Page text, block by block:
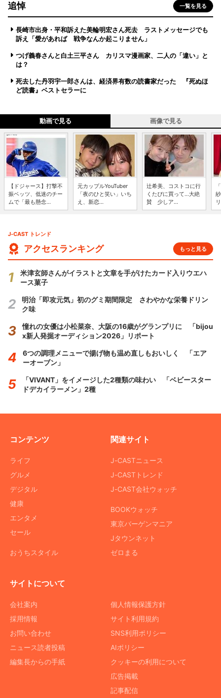
追悼 一覧を見る
長崎市出身・平和訴えた美輪明宏さん死去 ラストメッセージでも
訴え「愛があれば 戦争なんか起こりません」
つげ義春さんと白土三平さん カリスマ漫画家、二人の「違い」と
は？
死去した丹羽宇一郎さんは、経済界有数の読書家だった 『死ぬほ
ど読書』ベストセラーに
動画で見る 画像で見る
【ドジャース】打撃不
振ベッツ、低迷のチー
ムで「最も懸念...
元カップルYouTuber
「夜のひと笑い」いち
え、新恋...
辻希美、コストコに行
くたびに買って...大絶
賛 少しア...
J-CAST トレンド
アクセスランキング もっと見る
米津玄師さんがイラストと文章を手がけたカード入りウエハ
ース菓子
明治「即攻元気」初のグミ期間限定 さわやかな栄養ドリン
ク味
憧れの女優は小松菜奈、大阪の16歳がグランプリに 「bijou
x新人発掘オーディション2026」リポート
6つの調理メニューで揚げ物も温め直しもおいしく 「エア
ーオーブン」
「VIVANT」をイメージした2種類の味わい 「ベビースター
ドデカイラーメン」2種
コンテンツ
ライフ
グルメ
デジタル
健康
エンタメ
セール
おうちスタイル
関連サイト
J-CASTニュース
J-CASTトレンド
J-CAST会社ウォッチ
BOOKウォッチ
東京バーゲンマニア
Jタウンネット
ゼロまる
サイトについて
会社案内
採用情報
お問い合わせ
ニュース読者投稿
編集長からの手紙
個人情報保護方針
サイト利用規約
SNS利用ポリシー
AIポリシー
クッキーの利用について
広告掲載
記事配信